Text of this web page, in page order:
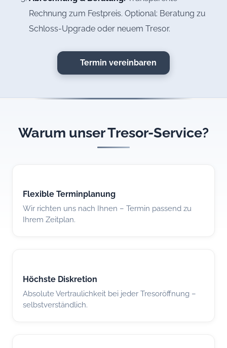
Rechnung zum Festpreis. Optional: Beratung zu
Schloss-Upgrade oder neuem Tresor.
Termin vereinbaren
Warum unser Tresor-Service?
Flexible Terminplanung
Wir richten uns nach Ihnen – Termin passend zu
Ihrem Zeitplan.
Höchste Diskretion
Absolute Vertraulichkeit bei jeder Tresoröffnung –
selbstverständlich.